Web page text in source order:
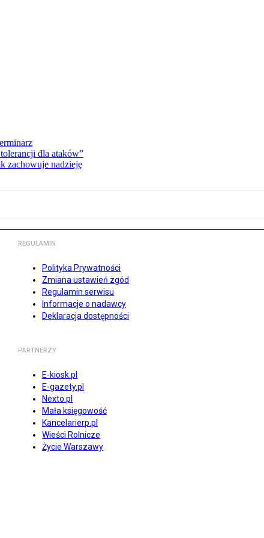
dla ataków”
zachowuje nadzieję
REGULAMIN
Polityka Prywatności
Zmiana ustawień zgód
Regulamin serwisu
Informacje o nadawcy
Deklaracja dostępności
PARTNERZY
E-kiosk.pl
E-gazety.pl
Nexto.pl
Mała księgowość
Kancelarierp.pl
Wieści Rolnicze
Życie Warszawy